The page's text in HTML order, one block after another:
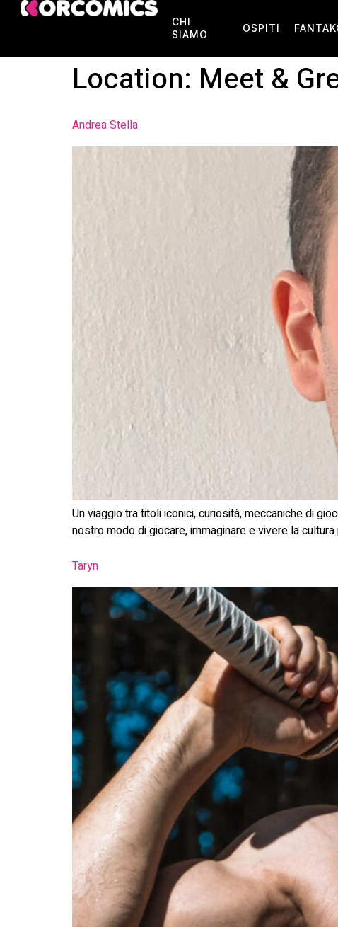
CHI
SIAMO
OSPITI
Location: Meet &
Andrea Stella
Un viaggio tra titoli iconici, curiosità, meccaniche di
nostro modo di giocare, immaginare e vivere la
Taryn